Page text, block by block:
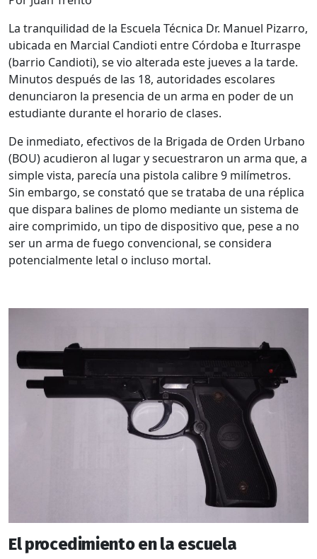
La tranquilidad de la Escuela Técnica Dr. Manuel Pizarro,
ubicada en Marcial Candioti entre Córdoba e Iturraspe
(barrio Candioti), se vio alterada este jueves a la tarde.
Minutos después de las 18, autoridades escolares
denunciaron la presencia de un arma en poder de un
estudiante durante el horario de clases.
De inmediato, efectivos de la Brigada de Orden Urbano
(BOU) acudieron al lugar y secuestraron un arma que, a
simple vista, parecía una pistola calibre 9 milímetros.
Sin embargo, se constató que se trataba de una réplica
que dispara balines de plomo mediante un sistema de
aire comprimido, un tipo de dispositivo que, pese a no
ser un arma de fuego convencional, se considera
potencialmente letal o incluso mortal.
El procedimiento en la escuela